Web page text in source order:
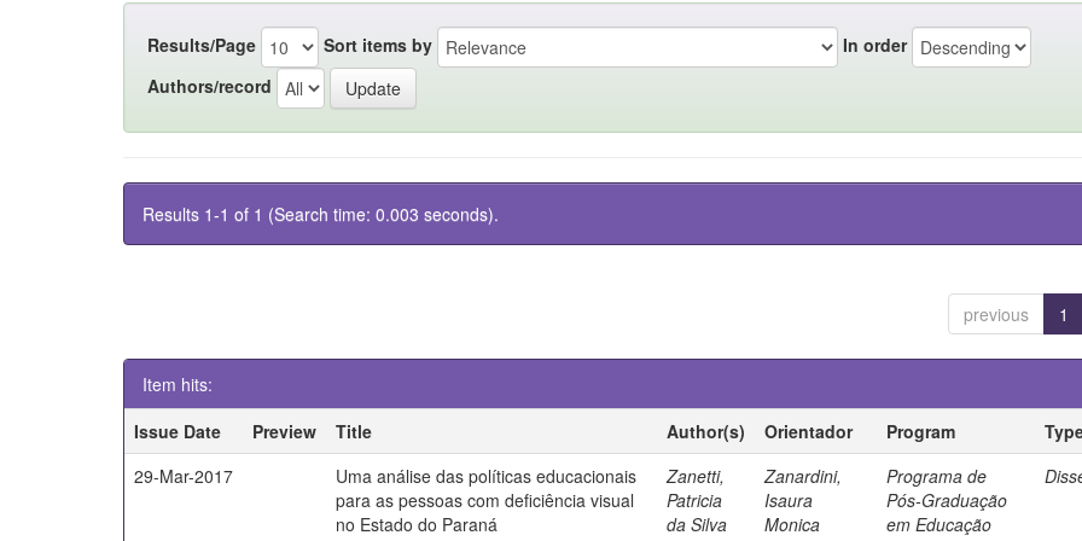
Results/Page Sort items by
In order
Authors/record
Results 1-1 of 1 (Search time: 0.003 seconds).
previous 1
Item hits:
Issue Date
Preview Title Author(s) Orientador Program
29-Mar-2017
Uma análise das políticas educacionais
para as pessoas com deficiência visual
no Estado do Paraná
Zanetti,
Patricia
da Silva
Zanardini,
Isaura
Monica
Programa de
Pós-Graduação
em Educação